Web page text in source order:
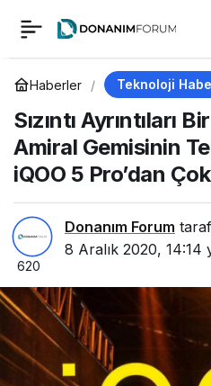
Haberler Teknoloji
Sızıntı Ayrıntıları
Amiral Gemisinin
iQOO 5 Pro’dan
Donanım Forum
8 Aralık 2020, 14:14
620
Sızıntı Ayrıntıları Bir
Sonraki iQOO Amiral
Gemisinin Temel
Özelliklerini; iQOO 5
Pro’dan Çok Farklı
Olmayacak